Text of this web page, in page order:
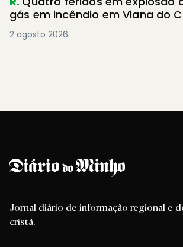
gás em incêndio em Viana do
2 agosto 2026
Jornal diário de informação regional e
cristã.